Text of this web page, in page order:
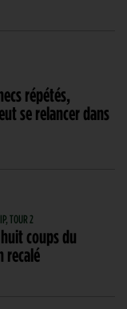
répétés,
se relancer dans
TOUR 2
coups du
recalé